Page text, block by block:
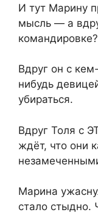
И тут Марину
мысль — а
командировке?
Вдруг он с
нибудь
убираться.
Вдруг Толя с
ждёт, что они
Марина
стало стыдно.